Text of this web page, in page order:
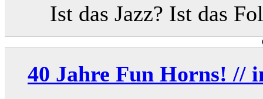
Ist das Jazz? Ist das
40 Jahre Fun Horns! //